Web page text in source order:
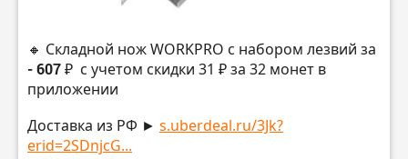
🔸 Складной нож WORKPRO с набором лезвий за
- 607 ₽ с учетом скидки 31 ₽ за 32 монет в
приложении
Доставка из РФ ► s.uberdeal.ru/3Jk?
erid=2SDnjcG...